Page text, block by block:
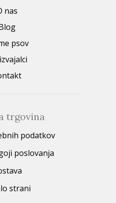
nas
psov
trgovina
podatkov
poslovanja
strani